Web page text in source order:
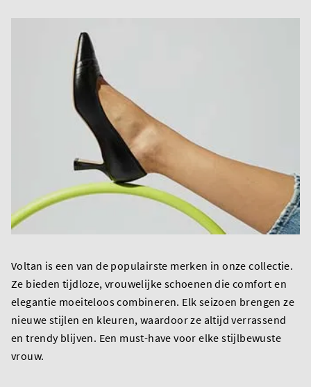
Voltan is een van de populairste merken in onze collectie.
Ze bieden tijdloze, vrouwelijke schoenen die comfort en
elegantie moeiteloos combineren. Elk seizoen brengen ze
nieuwe stijlen en kleuren, waardoor ze altijd verrassend
en trendy blijven. Een must-have voor elke stijlbewuste
vrouw.